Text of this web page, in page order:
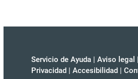
Servicio de Ayuda | Aviso legal |
Privacidad | Accesibilidad |